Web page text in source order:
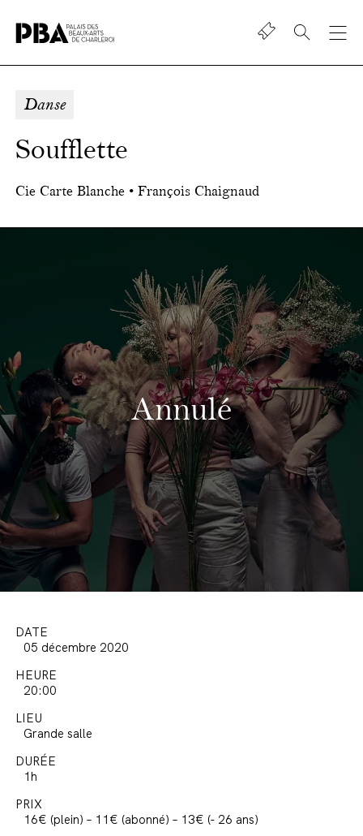
beaux-
de
Charleroi
Shop
Danse
Soufflette
Cie Carte Blanche • François Chaignaud
Annulé
DATE
05 décembre 2020
HEURE
20:00
LIEU
Grande salle
DURÉE
1h
PRIX
16€ (plein) – 11€ (abonné) – 13€ (- 26 ans)